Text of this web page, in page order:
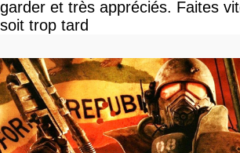
garder et très appréciés. Faites
soit trop tard